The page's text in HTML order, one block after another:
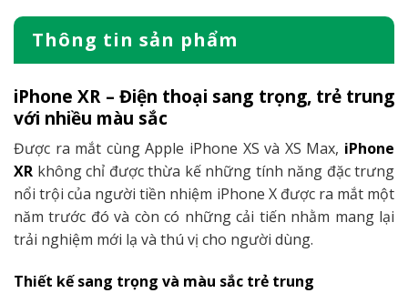
Thông tin sản phẩm
iPhone XR – Điện thoại sang trọng, trẻ trung
với nhiều màu sắc
Được ra mắt cùng Apple iPhone XS và XS Max, iPhone
XR không chỉ được thừa kế những tính năng đặc trưng
nổi trội của người tiền nhiệm iPhone X được ra mắt một
năm trước đó và còn có những cải tiến nhằm mang lại
trải nghiệm mới lạ và thú vị cho người dùng.
Thiết kế sang trọng và màu sắc trẻ trung